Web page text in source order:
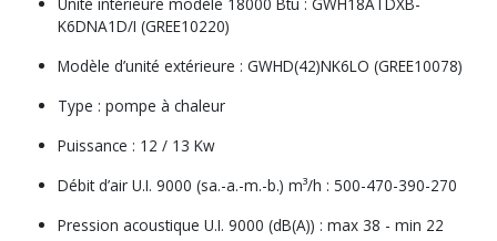
K6DNA1D/I (GREE10220)
Modèle d’unité extérieure : GWHD(42)NK6LO (GREE10078)
Type : pompe à chaleur
Puissance : 12 / 13 Kw
Débit d’air U.I. 9000 (sa.-a.-m.-b.) m³/h : 500-470-390-270
Pression acoustique U.I. 9000 (dB(A)) : max 38 - min 22